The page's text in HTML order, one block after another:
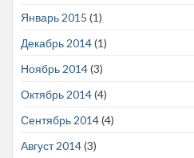
Январь 2015 (1)
Декабрь 2014(1)
Ноябрь 2014(3)
Октябрь 2014(4)
Сентябрь 2014(4)
Август 2014(3)